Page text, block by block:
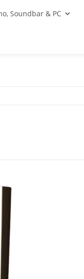
Soundbar & PC